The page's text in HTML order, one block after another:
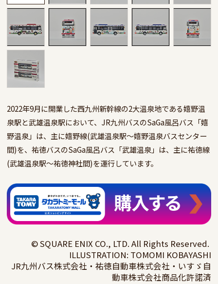
2022年9月に開業した西九州新幹線の2大温泉地である嬉野温
泉駅と武雄温泉駅において、JR九州バスのSaGa風呂バス「嬉
野温泉」は、主に嬉野線(武雄温泉駅～嬉野温泉バスセンター
間)を、祐徳バスのSaGa風呂バス「武雄温泉」は、主に祐徳線
(武雄温泉駅～祐徳神社間)を運行しています。
© SQUARE ENIX CO., LTD. All Rights Reserved.
ILLUSTRATION: TOMOMI KOBAYASHI
JR九州バス株式会社・祐徳自動車株式会社・いすゞ自
動車株式会社商品化許諾済